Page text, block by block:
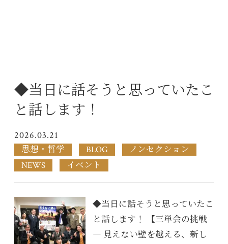
◆当日に話そうと思っていたこ
と話します！
2026.03.21
思想・哲学 BLOG
ノンセクション
NEWS
イベント
◆当日に話そうと思っていたこ
と話します！ 【三単会の挑戦
― 見えない壁を越える、新し